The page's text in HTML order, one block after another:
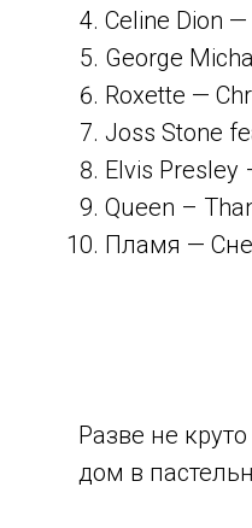
Celine Dion
George
Roxette —
Joss Stone
Elvis Presley
Queen –
Пламя —
Разве не
дом в